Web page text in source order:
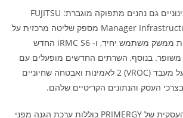
העסקים הקטנים והבינוניים גם נהנים מתפוקה מוגברת: FUJITSU
Manager Infrastructure Manager (ISM) מספק שליטה מרכזית על
כל התשתית באמצעות ממשק משתמש יחיד, ו- iRMC S6 החדש
משופר. בנוסף, השרתים החדשים מופעלים עם
Intel Virtual RAID על מעבד (VROC) 2 לאמינות ואבטחה שחיוניים
העסק והנתונים הקריטיים שלהם.
אפשרויות השרידות העסקית של PRIMERGY כוללות ערכת הגנה מפני